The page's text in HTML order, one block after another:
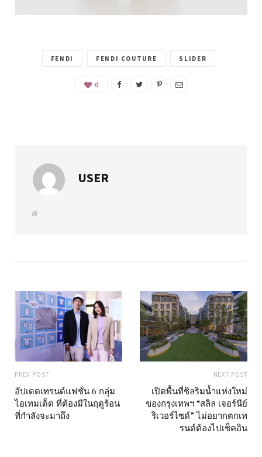
FENDI FENDI COUTURE SLIDER
0
USER
W
PREV POST
อัปเดตเทรนด์แฟชั่น 6 กลุ่ม
ไอเทมเด็ด ที่ต้องมีในฤดูร้อน
ที่กำลังจะมาถึง
NEXT POST
เปิดพื้นที่ชิลริมน้ำแห่งใหม่
ของกรุงเทพฯ “สลิล เจอร์นีย์
ริเวอร์ไซด์” ไม่อยากตกเท
รนด์ต้องไปเช็คอิน